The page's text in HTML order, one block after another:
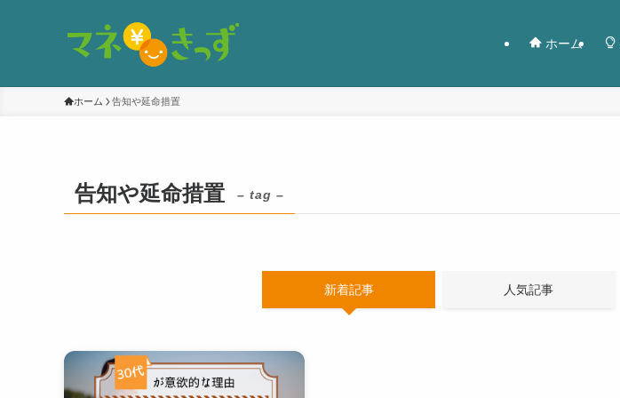
ホーム
ホーム 告知や延命措置
告知や延命措置 – tag –
新着記事 人気記事